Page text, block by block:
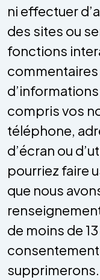
ni effectuer
des sites ou
fonctions
compris vos
téléphone,
d’écran ou
pourriez faire
que nous
de moins de
supprimerons.